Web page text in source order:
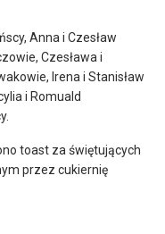
Anna i Czesław
Czesława i
Irena i Stanisław
i Romuald
toast za świętujących
przez cukiernię